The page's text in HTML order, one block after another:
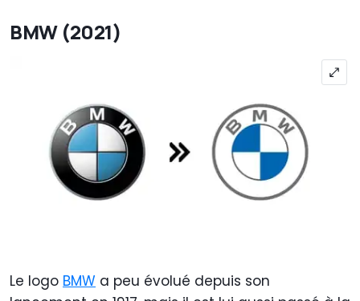
BMW (2021)
Le logo BMW a peu évolué depuis son